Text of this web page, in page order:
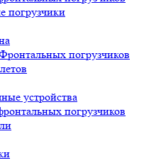
погрузчики
погрузчиков
устройства
погрузчиков